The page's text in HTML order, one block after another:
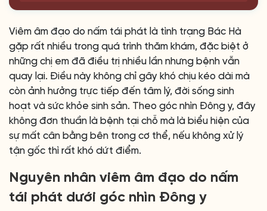
Viêm âm đạo do nấm tái phát là tình trạng Bác Hà
gặp rất nhiều trong quá trình thăm khám, đặc biệt ở
những chị em đã điều trị nhiều lần nhưng bệnh vẫn
quay lại. Điều này không chỉ gây khó chịu kéo dài mà
còn ảnh hưởng trực tiếp đến tâm lý, đời sống sinh
hoạt và sức khỏe sinh sản. Theo góc nhìn Đông y, đây
không đơn thuần là bệnh tại chỗ mà là biểu hiện của
sự mất cân bằng bên trong cơ thể, nếu không xử lý
tận gốc thì rất khó dứt điểm.
Nguyên nhân viêm âm đạo do nấm
tái phát dưới góc nhìn Đông y